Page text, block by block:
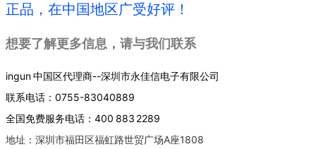
正品，在中国地区广受好评！
想要了解更多信息，请与我们联系
ingun 中国区代理商--深圳市永佳信电子有限公司
联系电话：0755-83040889
全国免费服务电话：400 883 2289
地址：深圳市福田区福虹路世贸广场A座1808